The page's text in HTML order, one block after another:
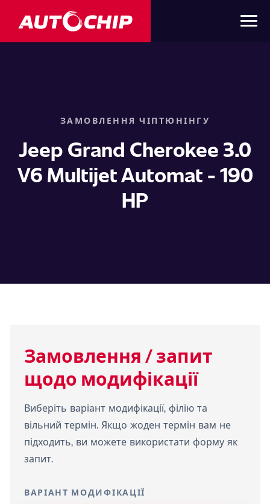
ЗАМОВЛЕННЯ ЧІПТЮНІНГУ
Jeep Grand Cherokee 3.0
V6 Multijet Automat - 190
HP
Замовлення / запит
щодо модифікації
Виберіть варіант модифікації, філію та
вільний термін. Якщо жоден термін вам не
підходить, ви можете використати форму як
запит.
ВАРІАНТ МОДИФІКАЦІЇ